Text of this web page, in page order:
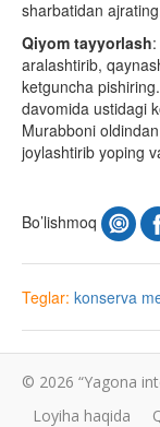
sharbatidan
Qiyom tayyorlash
aralashtirib,
ketguncha
davomida ustidagi
Murabboni
joylashtirib yoping
Bo’lishmoq
Teglar: konserva
© 2026 “Yagona
Loyiha haqida